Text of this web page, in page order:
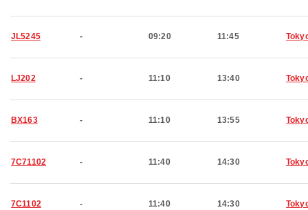
JL5245 - 09:20 11:45
LJ202 - 11:10 13:40
BX163 - 11:10 13:55
7C71102 - 11:40 14:30
7C1102 - 11:40 14:30